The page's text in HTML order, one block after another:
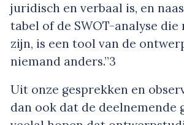
juridisch en verbaal is, en
tabel of de SWOT-analyse
zijn, is een tool van de
niemand anders.”3
Uit onze gesprekken en
dan ook dat de deelnemende